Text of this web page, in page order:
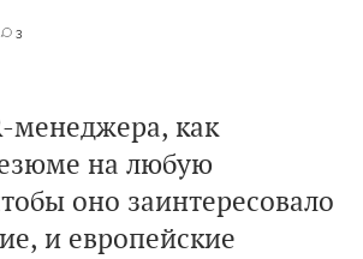
3
менеджера, как
на любую
оно заинтересовало
и европейские